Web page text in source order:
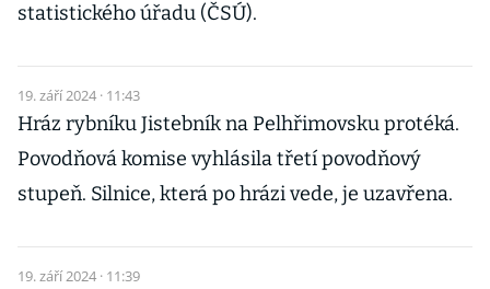
statistického úřadu (ČSÚ).
19. září 2024 · 11:43
Hráz rybníku Jistebník na Pelhřimovsku protéká.
Povodňová komise vyhlásila třetí povodňový
stupeň. Silnice, která po hrázi vede, je uzavřena.
19. září 2024 · 11:39